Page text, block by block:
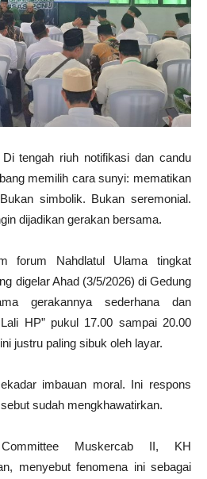
tengah riuh notifikasi dan candu
memilih cara sunyi: mematikan
simbolik. Bukan seremonial.
dijadikan gerakan bersama.
forum Nahdlatul Ulama tingkat
digelar Ahad (3/5/2026) di Gedung
gerakannya sederhana dan
HP” pukul 17.00 sampai 20.00
justru paling sibuk oleh layar.
imbauan moral. Ini respons
sudah mengkhawatirkan.
Muskercab II, KH
menyebut fenomena ini sebagai